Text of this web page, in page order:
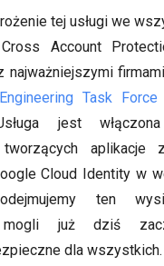
tej usługi we
Account
najważniejszymi
Task Force
jest
tworzących aplikacje
Cloud Identity w
ten
mogli już dziś
dla wszystkich.